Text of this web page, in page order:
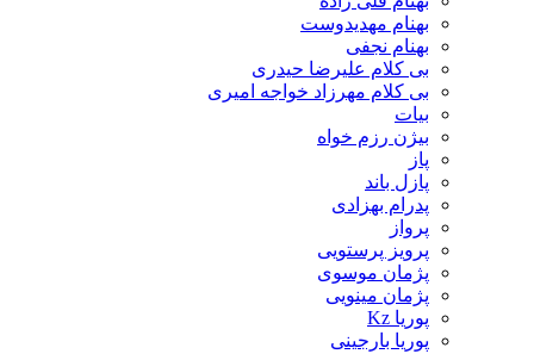
بهنام مهدیدوست
بهنام نجفی
بی کلام علیرضا حیدری
بی کلام مهرزاد خواجه امیری
بیات
بیژن رزم خواه
پاز
پازل باند
پدرام بهزادی
پرواز
پرویز پرستویی
پژمان موسوی
پژمان مینویی
پوریا Kz
پوریا بارجینی